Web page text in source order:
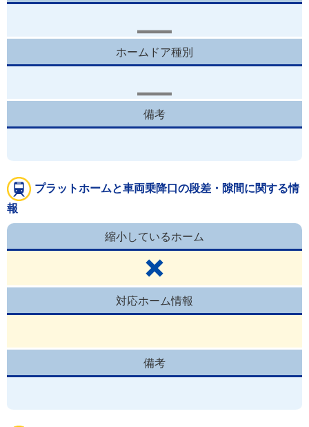
ホームドア種別
備考
プラットホームと車両乗降口の段差・隙間に関する情
報
縮小しているホーム
対応ホーム情報
備考